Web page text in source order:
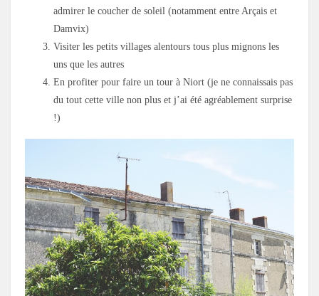
admirer le coucher de soleil (notamment entre Arçais et
Damvix)
Visiter les petits villages alentours tous plus mignons les
uns que les autres
En profiter pour faire un tour à Niort (je ne connaissais pas
du tout cette ville non plus et j’ai été agréablement surprise
!)